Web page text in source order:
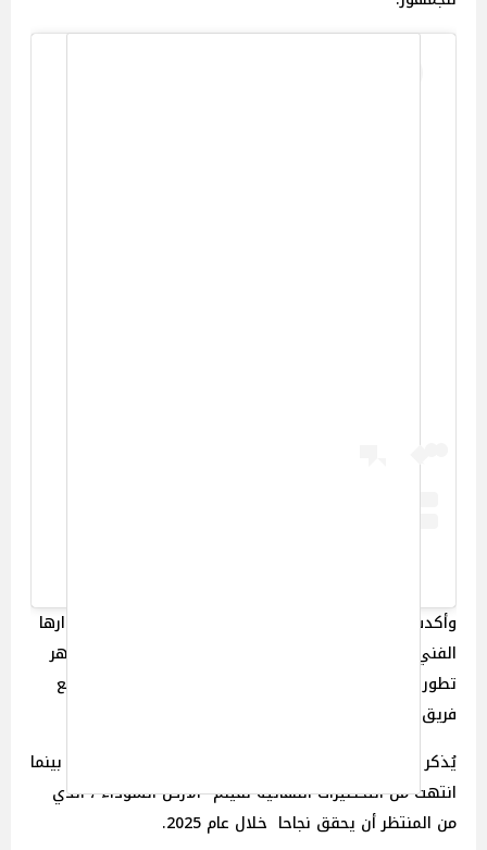
وأكدت ياسمين أن العملان يمثلان محطات هامة في مشوارها
الفني، حيث تسعى لتقديم شخصيات جديدة ومختلفة تظهر
تطور أدائها وتنوع اختياراتها، وعبّرت عن حماسها للعمل مع
فريق متميز في كلا المشروعين.
يُذكر أن ياسمين صبري تستعد حاليًا لبدء تصوير "الأميرة"، بينما
انتهت من التحضيرات النهائية لفيلم "الأرض السوداء"، الذي
من المنتظر أن يحقق نجاحا خلال عام 2025.